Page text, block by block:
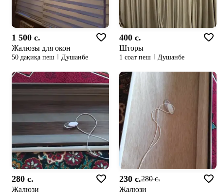
1 500 c.
Жалюзы для окон
50 дақиқа пеш Душанбе
400 c.
Шторы
1 соат пеш Душанбе
280 c.
Жалюзи
230 c.280 c.
Жалюзи